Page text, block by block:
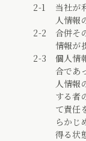
当社が
人情報
合併そ
情報が
個人情
合であ
人情報
する者
て責任
らかじ
得る状